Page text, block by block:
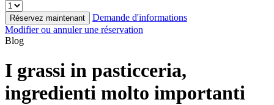
Réservez maintenant
Demande d'informations
Modifier ou annuler une réservation
Blog
I grassi in pasticceria,
ingredienti molto importanti